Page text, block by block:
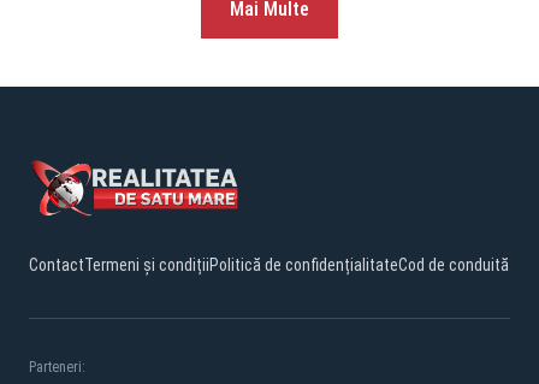
Mai Multe
ContactTermeni și condițiiPolitică de confidențialitateCod de conduită
Parteneri: